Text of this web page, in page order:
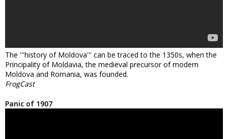
The '''history of Moldova''' can be traced to the 1350s, when the
Principality of Moldavia, the medieval precursor of modern
Moldova and Romania, was founded.
FrogCast
Panic of 1907